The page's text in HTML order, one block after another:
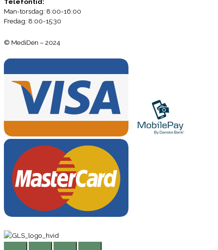
Telefontid:
Man-torsdag: 8:00-16:00
Fredag: 8:00-15:30
© MediDen – 2024